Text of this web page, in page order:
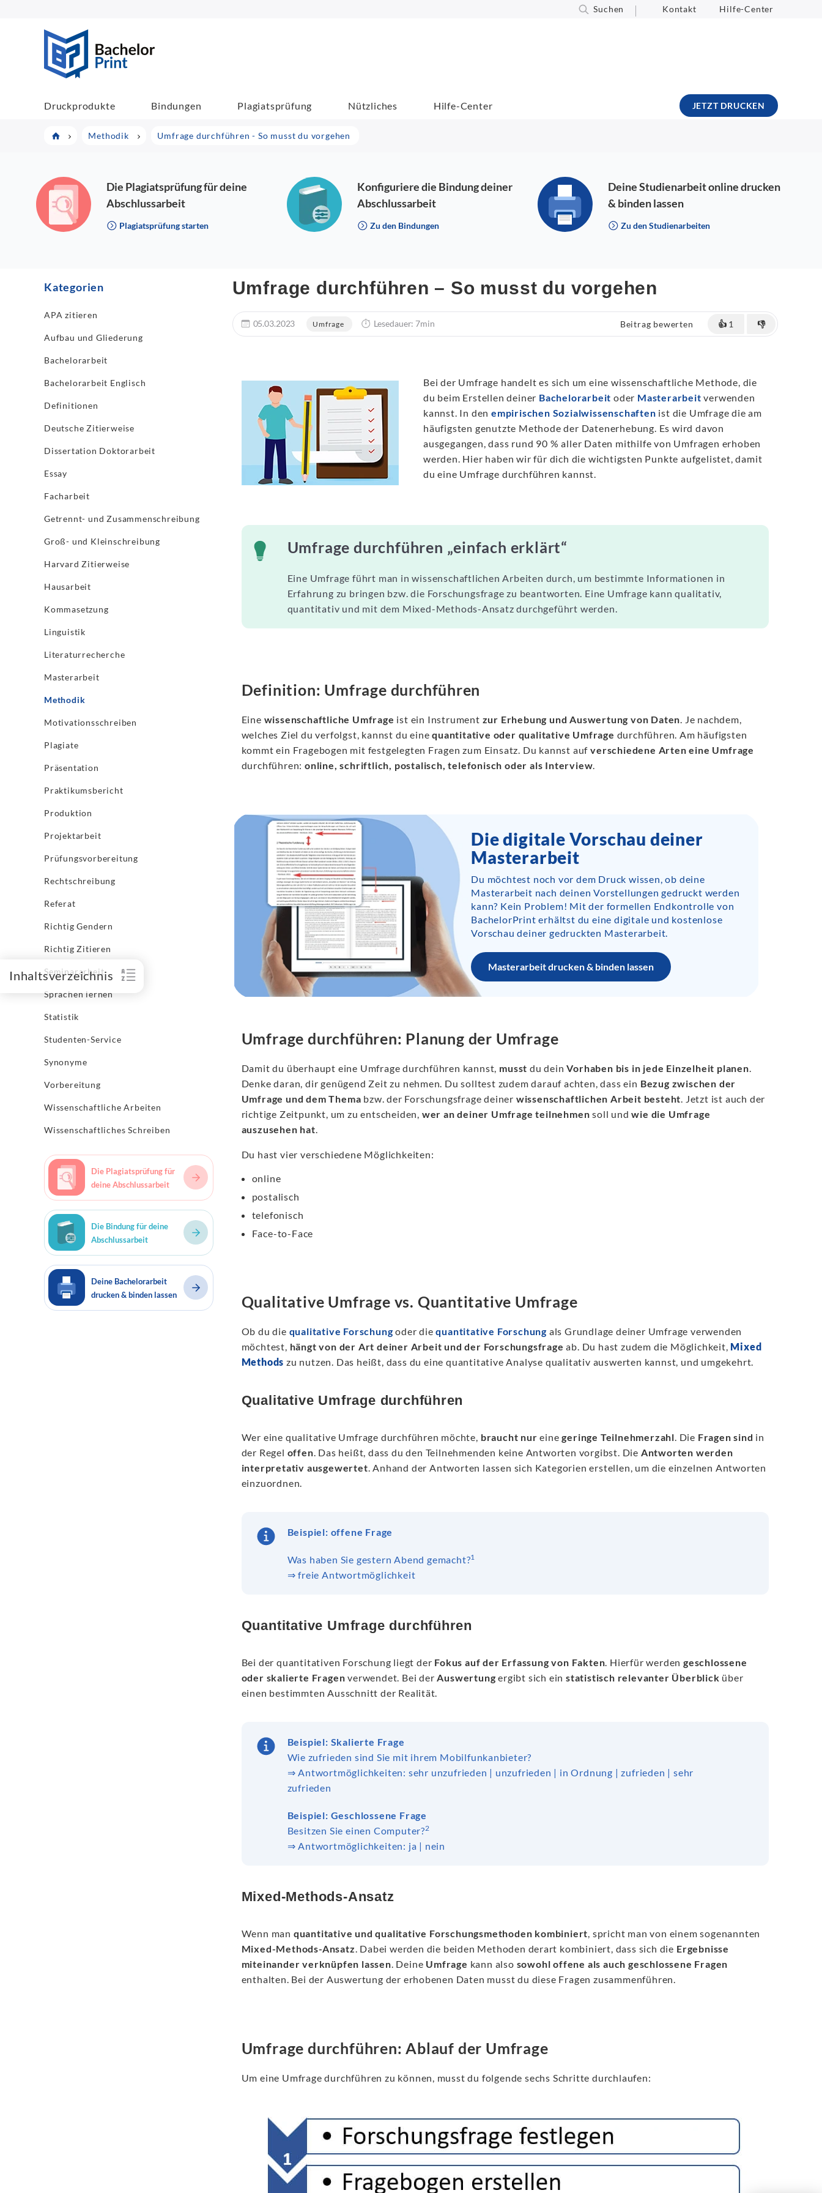
Suchen Kontakt Hilfe-Center
Druckprodukte Bindungen Plagiatsprüfung Nützliches Hilfe-Center JETZT DRUCKEN
Methodik Umfrage durchführen - So musst du vorgehen
Die Plagiatsprüfung für deine
Abschlussarbeit
Plagiatsprüfung starten
Konfiguriere die Bindung deiner
Abschlussarbeit
Zu den Bindungen
Deine Studienarbeit online drucken
& binden lassen
Zu den Studienarbeiten
Kategorien
APA zitieren
Aufbau und Gliederung
Bachelorarbeit
Bachelorarbeit Englisch
Definitionen
Deutsche Zitierweise
Dissertation Doktorarbeit
Essay
Facharbeit
Getrennt- und Zusammenschreibung
Groß- und Kleinschreibung
Harvard Zitierweise
Hausarbeit
Kommasetzung
Linguistik
Literaturrecherche
Masterarbeit
Methodik
Motivationsschreiben
Plagiate
Präsentation
Praktikumsbericht
Produktion
Projektarbeit
Prüfungsvorbereitung
Rechtschreibung
Referat
Richtig Gendern
Richtig Zitieren
Seminararbeit
Sprachen lernen
Statistik
Studenten-Service
Synonyme
Vorbereitung
Wissenschaftliche Arbeiten
Wissenschaftliches Schreiben
Die Plagiatsprüfung für
deine Abschlussarbeit
Die Bindung für deine
Abschlussarbeit
Deine Bachelorarbeit
drucken & binden lassen
Umfrage durchführen – So musst du vorgehen
05.03.2023 Umfrage Lesedauer: 7min Beitrag bewerten 👍 1 👎
Inhaltsverzeichnis
Bei der Umfrage handelt es sich um eine wissenschaftliche Methode, die
du beim Erstellen deiner Bachelorarbeit oder Masterarbeit verwenden
kannst. In den empirischen Sozialwissenschaften ist die Umfrage die am
häufigsten genutzte Methode der Datenerhebung. Es wird davon
ausgegangen, dass rund 90 % aller Daten mithilfe von Umfragen erhoben
werden. Hier haben wir für dich die wichtigsten Punkte aufgelistet, damit
du eine Umfrage durchführen kannst.
Umfrage durchführen „einfach erklärt“
Eine Umfrage führt man in wissenschaftlichen Arbeiten durch, um bestimmte Informationen in
Erfahrung zu bringen bzw. die Forschungsfrage zu beantworten. Eine Umfrage kann qualitativ,
quantitativ und mit dem Mixed-Methods-Ansatz durchgeführt werden.
Definition: Umfrage durchführen
Eine wissenschaftliche Umfrage ist ein Instrument zur Erhebung und Auswertung von Daten. Je nachdem,
welches Ziel du verfolgst, kannst du einequantitative oder qualitative Umfrage durchführen. Am häufigsten
kommt ein Fragebogen mit festgelegten Fragen zum Einsatz. Du kannst aufverschiedene Arten eine Umfrage
durchführen: online, schriftlich, postalisch, telefonisch oder als Interview.
Die digitale Vorschau deiner
Masterarbeit
Du möchtest noch vor dem Druck wissen, ob deine
Masterarbeit nach deinen Vorstellungen gedruckt werden
kann? Kein Problem! Mit der formellen Endkontrolle von
BachelorPrint erhältst du eine digitale und kostenlose
Vorschau deiner gedruckten Masterarbeit.
Masterarbeit drucken & binden lassen
Umfrage durchführen: Planung der Umfrage
Damit du überhaupt eine Umfrage durchführen kannst, musst du deinVorhaben bis in jede Einzelheit planen.
Denke daran, dir genügend Zeit zu nehmen. Du solltest zudem darauf achten, dass ein Bezug zwischen der
Umfrage und dem Thema bzw. der Forschungsfrage deiner wissenschaftlichen Arbeit besteht. Jetzt ist auch der
richtige Zeitpunkt, um zu entscheiden, wer an deiner Umfrage teilnehmen soll undwie die Umfrage
auszusehen hat.
Du hast vier verschiedene Möglichkeiten:
online
postalisch
telefonisch
Face-to-Face
Qualitative Umfrage vs. Quantitative Umfrage
Ob du die qualitative Forschung oder diequantitative Forschung als Grundlage deiner Umfrage verwenden
möchtest, hängt von der Art deiner Arbeit und der Forschungsfrage ab. Du hast zudem die Möglichkeit, Mixed
Methods zu nutzen. Das heißt, dass du eine quantitative Analyse qualitativ auswerten kannst, und umgekehrt.
Qualitative Umfrage durchführen
Wer eine qualitative Umfrage durchführen möchte, braucht nur einegeringe Teilnehmerzahl. Die Fragen sind in
der Regel offen. Das heißt, dass du den Teilnehmenden keine Antworten vorgibst. Die Antworten werden
interpretativ ausgewertet. Anhand der Antworten lassen sich Kategorien erstellen, um die einzelnen Antworten
einzuordnen.
Beispiel: offene Frage
Was haben Sie gestern Abend gemacht?1
⇒ freie Antwortmöglichkeit
Quantitative Umfrage durchführen
Bei der quantitativen Forschung liegt der Fokus auf der Erfassung von Fakten. Hierfür werden geschlossene
oder skalierte Fragen verwendet. Bei derAuswertung ergibt sich ein statistisch relevanter Überblick über
einen bestimmten Ausschnitt der Realität.
Beispiel: Skalierte Frage
Wie zufrieden sind Sie mit ihrem Mobilfunkanbieter?
⇒ Antwortmöglichkeiten: sehr unzufrieden | unzufrieden | in Ordnung | zufrieden | sehr
zufrieden
Beispiel: Geschlossene Frage
Besitzen Sie einen Computer?2
⇒ Antwortmöglichkeiten: ja | nein
Mixed-Methods-Ansatz
Wenn man quantitative und qualitative Forschungsmethoden kombiniert, spricht man von einem sogenannten
Mixed-Methods-Ansatz. Dabei werden die beiden Methoden derart kombiniert, dass sich die Ergebnisse
miteinander verknüpfen lassen. Deine Umfrage kann also sowohl offene als auch geschlossene Fragen
enthalten. Bei der Auswertung der erhobenen Daten musst du diese Fragen zusammenführen.
Umfrage durchführen: Ablauf der Umfrage
Um eine Umfrage durchführen zu können, musst du folgende sechs Schritte durchlaufen: